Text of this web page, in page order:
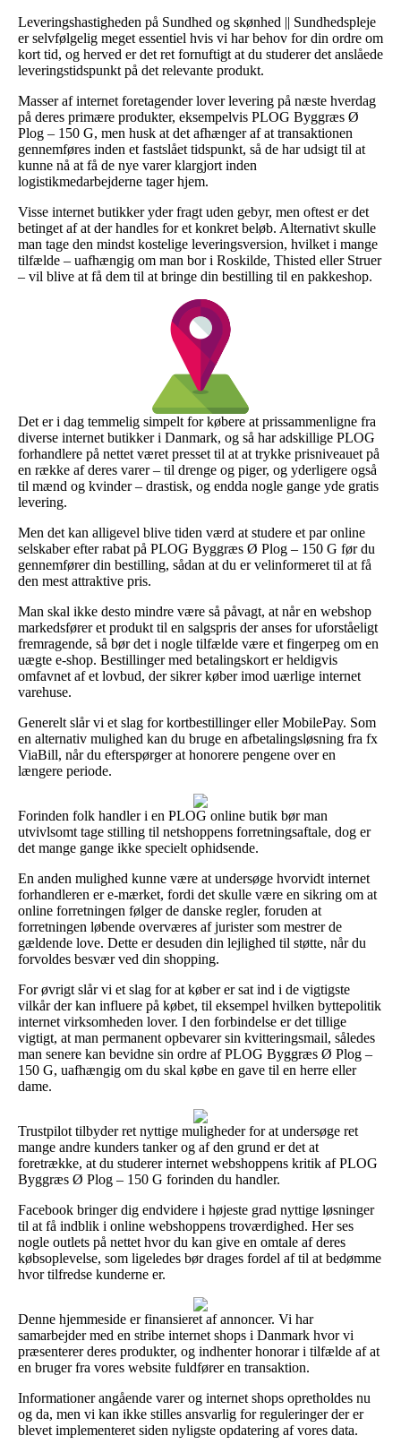
Leveringshastigheden på Sundhed og skønhed || Sundhedspleje
er selvfølgelig meget essentiel hvis vi har behov for din ordre om
kort tid, og herved er det ret fornuftigt at du studerer det anslåede
leveringstidspunkt på det relevante produkt.
Masser af internet foretagender lover levering på næste hverdag
på deres primære produkter, eksempelvis PLOG Byggræs Ø
Plog – 150 G, men husk at det afhænger af at transaktionen
gennemføres inden et fastslået tidspunkt, så de har udsigt til at
kunne nå at få de nye varer klargjort inden
logistikmedarbejderne tager hjem.
Visse internet butikker yder fragt uden gebyr, men oftest er det
betinget af at der handles for et konkret beløb. Alternativt skulle
man tage den mindst kostelige leveringsversion, hvilket i mange
tilfælde – uafhængig om man bor i Roskilde, Thisted eller Struer
– vil blive at få dem til at bringe din bestilling til en pakkeshop.
Det er i dag temmelig simpelt for købere at prissammenligne fra
diverse internet butikker i Danmark, og så har adskillige PLOG
forhandlere på nettet været presset til at at trykke prisniveauet på
en række af deres varer – til drenge og piger, og yderligere også
til mænd og kvinder – drastisk, og endda nogle gange yde gratis
levering.
Men det kan alligevel blive tiden værd at studere et par online
selskaber efter rabat på PLOG Byggræs Ø Plog – 150 G før du
gennemfører din bestilling, sådan at du er velinformeret til at få
den mest attraktive pris.
Man skal ikke desto mindre være så påvagt, at når en webshop
markedsfører et produkt til en salgspris der anses for uforståeligt
fremragende, så bør det i nogle tilfælde være et fingerpeg om en
uægte e-shop. Bestillinger med betalingskort er heldigvis
omfavnet af et lovbud, der sikrer køber imod uærlige internet
varehuse.
Generelt slår vi et slag for kortbestillinger eller MobilePay. Som
en alternativ mulighed kan du bruge en afbetalingsløsning fra fx
ViaBill, når du efterspørger at honorere pengene over en
længere periode.
Forinden folk handler i en PLOG online butik bør man
utvivlsomt tage stilling til netshoppens forretningsaftale, dog er
det mange gange ikke specielt ophidsende.
En anden mulighed kunne være at undersøge hvorvidt internet
forhandleren er e-mærket, fordi det skulle være en sikring om at
online forretningen følger de danske regler, foruden at
forretningen løbende overværes af jurister som mestrer de
gældende love. Dette er desuden din lejlighed til støtte, når du
forvoldes besvær ved din shopping.
For øvrigt slår vi et slag for at køber er sat ind i de vigtigste
vilkår der kan influere på købet, til eksempel hvilken byttepolitik
internet virksomheden lover. I den forbindelse er det tillige
vigtigt, at man permanent opbevarer sin kvitteringsmail, således
man senere kan bevidne sin ordre af PLOG Byggræs Ø Plog –
150 G, uafhængig om du skal købe en gave til en herre eller
dame.
Trustpilot tilbyder ret nyttige muligheder for at undersøge ret
mange andre kunders tanker og af den grund er det at
foretrække, at du studerer internet webshoppens kritik af PLOG
Byggræs Ø Plog – 150 G forinden du handler.
Facebook bringer dig endvidere i højeste grad nyttige løsninger
til at få indblik i online webshoppens troværdighed. Her ses
nogle outlets på nettet hvor du kan give en omtale af deres
købsoplevelse, som ligeledes bør drages fordel af til at bedømme
hvor tilfredse kunderne er.
Denne hjemmeside er finansieret af annoncer. Vi har
samarbejder med en stribe internet shops i Danmark hvor vi
præsenterer deres produkter, og indhenter honorar i tilfælde af at
en bruger fra vores website fuldfører en transaktion.
Informationer angående varer og internet shops opretholdes nu
og da, men vi kan ikke stilles ansvarlig for reguleringer der er
blevet implementeret siden nyligste opdatering af vores data.